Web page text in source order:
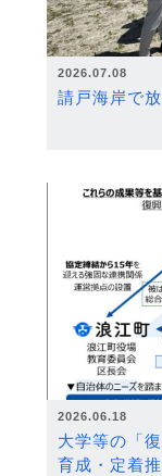
2026.07.08
請戸海岸で
2026.06.18
大学等の「
育成・定着